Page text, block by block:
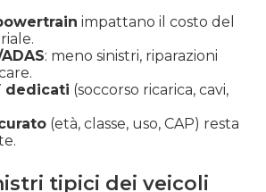
impattano il costo del
: meno sinistri, riparazioni
dedicati (soccorso ricarica, cavi,
(età, classe, uso, CAP) resta
tipici dei veicoli